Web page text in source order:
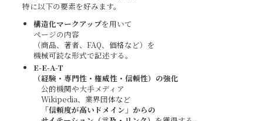
特に以下の要素を好みます。
構造化マークアップを用いて
ページの内容
（商品、著者、FAQ、価格など）を
機械可読な形式で記述する。
E-E-A-T
（経験・専門性・権威性・信頼性）の強化
公的機関や大手メディア
Wikipedia、業界団体など
「信頼度が高いドメイン」からの